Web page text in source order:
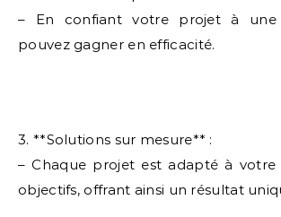
– En confiant votre projet à une
pouvez gagner en efficacité.
3. **Solutions sur mesure** :
– Chaque projet est adapté à
objectifs, offrant ainsi un résultat